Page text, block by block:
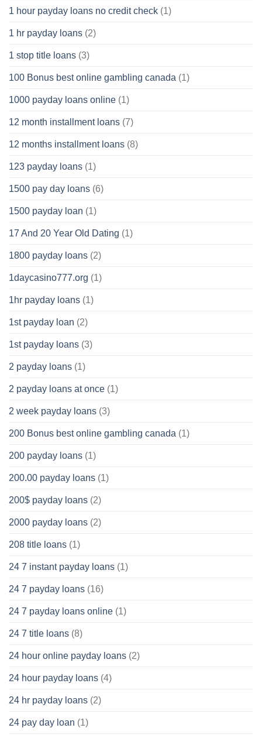
1 hour payday loans no credit check (1)
1 hr payday loans (2)
1 stop title loans (3)
100 Bonus best online gambling canada (1)
1000 payday loans online (1)
12 month installment loans (7)
12 months installment loans (8)
123 payday loans (1)
1500 pay day loans (6)
1500 payday loan (1)
17 And 20 Year Old Dating (1)
1800 payday loans (2)
1daycasino777.org (1)
1hr payday loans (1)
1st payday loan (2)
1st payday loans (3)
2 payday loans (1)
2 payday loans at once (1)
2 week payday loans (3)
200 Bonus best online gambling canada (1)
200 payday loans (1)
200.00 payday loans (1)
200$ payday loans (2)
2000 payday loans (2)
208 title loans (1)
24 7 instant payday loans (1)
24 7 payday loans (16)
24 7 payday loans online (1)
24 7 title loans (8)
24 hour online payday loans (2)
24 hour payday loans (4)
24 hr payday loans (2)
24 pay day loan (1)